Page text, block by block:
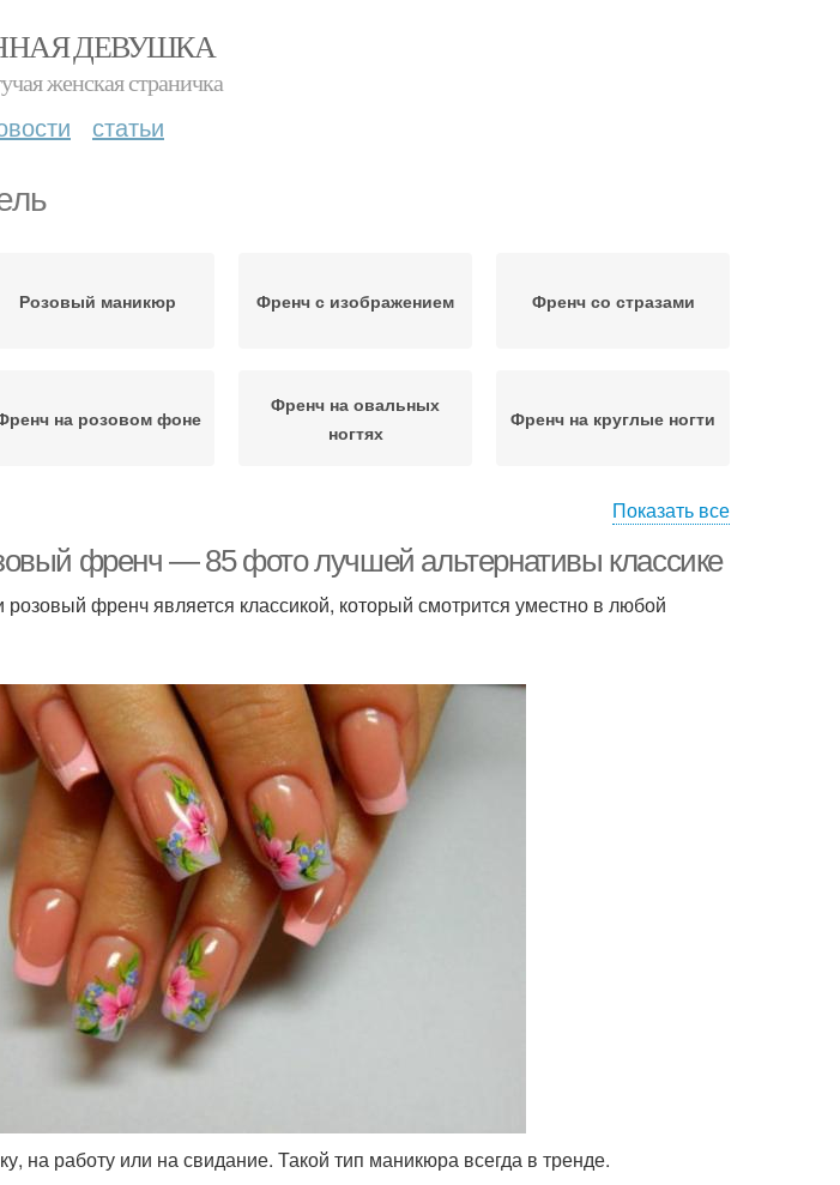
ДЕВУШКА
женская страничка
статьи
Розовый маникюр Френч с изображением Френч со стразами
на розовом фоне
Френч на овальных
ногтях
Френч на круглые ногти
Показать все
френч — 85 фото лучшей альтернативы классике
френч является классикой, который смотрится уместно в любой
на работу или на свидание. Такой тип маникюра всегда в тренде.